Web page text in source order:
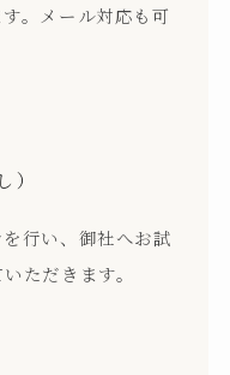
。メール対応も可
行い、御社へお試
ただきます。